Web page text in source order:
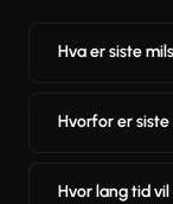
Hva er siste
Hvorfor er
Hvor lang tid